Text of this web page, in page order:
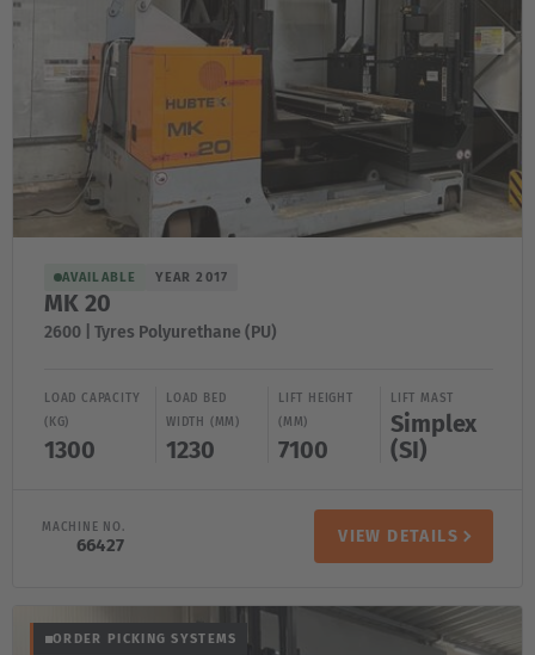
AVAILABLE YEAR 2017
MK 20
2600 | Tyres Polyurethane (PU)
LOAD CAPACITY
(KG)
1300
LOAD BED
WIDTH (MM)
1230
LIFT HEIGHT
(MM)
7100
LIFT MAST
Simplex
(SI)
MACHINE NO.
66427 VIEW DETAILS
ORDER PICKING SYSTEMS